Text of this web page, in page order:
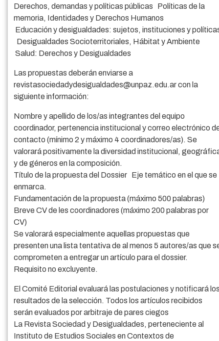
Derechos, demandas y políticas públicas Políticas de la
memoria, Identidades y Derechos Humanos
Educación y desigualdades: sujetos, instituciones y
Desigualdades Socioterritoriales, Hábitat y Ambiente
Salud: Derechos y Desigualdades
Las propuestas deberán enviarse a
revistasociedadydesigualdades@unpaz.edu.ar con la
siguiente información:
Nombre y apellido de los/as integrantes del equipo
coordinador, pertenencia institucional y correo electrónico
contacto (mínimo 2 y máximo 4 coordinadores/as). Se
valorará positivamente la diversidad institucional,
y de géneros en la composición.
Título de la propuesta del Dossier Eje temático en el que se
enmarca.
Fundamentación de la propuesta (máximo 500 palabras)
Breve CV de les coordinadores (máximo 200 palabras por
CV)
Se valorará especialmente aquellas propuestas que
presenten una lista tentativa de al menos 5 autores/as que
comprometen a entregar un artículo para el dossier.
Requisito no excluyente.
El Comité Editorial evaluará las postulaciones y notificará
resultados de la selección. Todos los artículos recibidos
serán evaluados por arbitraje de pares ciegos
La Revista Sociedad y Desigualdades, perteneciente al
Instituto de Estudios Sociales en Contextos de